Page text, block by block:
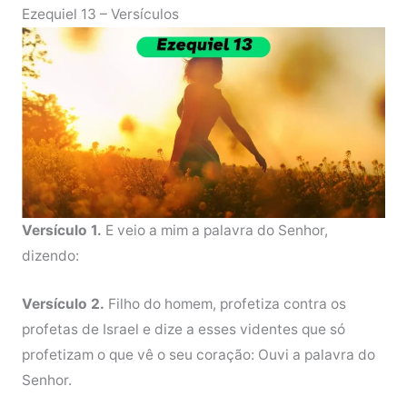
Ezequiel 13 – Versículos
Versículo 1. E veio a mim a palavra do Senhor,
dizendo:
Versículo 2. Filho do homem, profetiza contra os
profetas de Israel e dize a esses videntes que só
profetizam o que vê o seu coração: Ouvi a palavra do
Senhor.